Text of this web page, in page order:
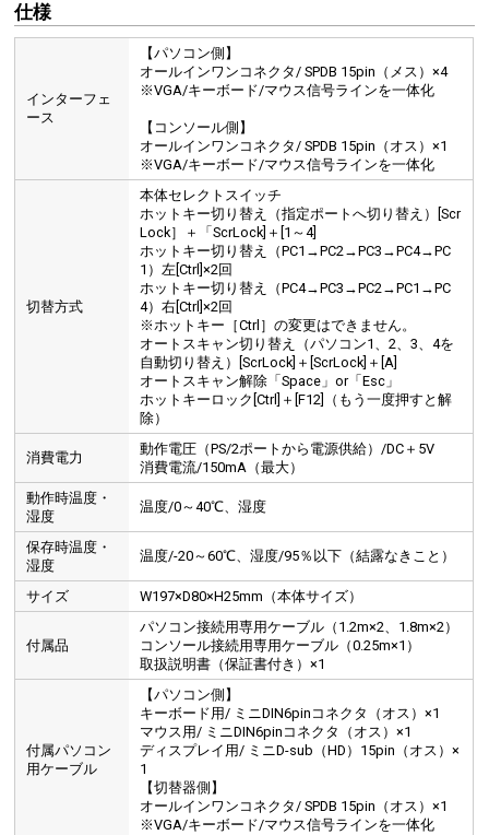
仕様
インターフェ
ース
【パソコン側】
オールインワンコネクタ/ SPDB 15pin（メス）×4
※VGA/キーボード/マウス信号ラインを一体化
【コンソール側】
オールインワンコネクタ/ SPDB 15pin（オス）×1
※VGA/キーボード/マウス信号ラインを一体化
切替方式
本体セレクトスイッチ
ホットキー切り替え（指定ポートへ切り替え）[Scr
Lock］＋「ScrLock]＋[1～4]
ホットキー切り替え（PC1→PC2→PC3→PC4→PC
1）左[Ctrl]×2回
ホットキー切り替え（PC4→PC3→PC2→PC1→PC
4）右[Ctrl]×2回
※ホットキー［Ctrl］の変更はできません。
オートスキャン切り替え（パソコン1、2、3、4を
自動切り替え）[ScrLock]＋[ScrLock]＋[A]
オートスキャン解除「Space」or「Esc」
ホットキーロック[Ctrl]＋[F12]（もう一度押すと解
除）
消費電力
動作電圧（PS/2ポートから電源供給）/DC＋5V
消費電流/150mA（最大）
動作時温度・
湿度
温度/0～40℃、湿度
保存時温度・
湿度
温度/-20～60℃、湿度/95％以下（結露なきこと）
サイズ W197×D80×H25mm（本体サイズ）
付属品
パソコン接続用専用ケーブル（1.2m×2、1.8m×2）
コンソール接続用専用ケーブル（0.25m×1）
取扱説明書（保証書付き）×1
付属パソコン
用ケーブル
【パソコン側】
キーボード用/ ミニDIN6pinコネクタ（オス）×1
マウス用/ ミニDIN6pinコネクタ（オス）×1
ディスプレイ用/ ミニD-sub（HD）15pin（オス）×
1
【切替器側】
オールインワンコネクタ/ SPDB 15pin（オス）×1
※VGA/キーボード/マウス信号ラインを一体化